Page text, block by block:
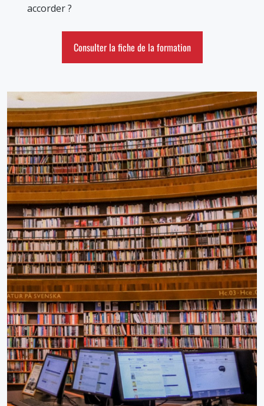
accorder ?
Consulter la fiche de la formation